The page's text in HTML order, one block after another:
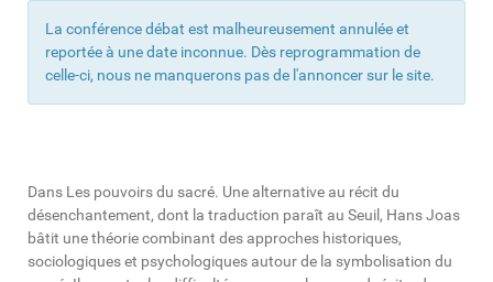
La conférence débat est malheureusement annulée et
reportée à une date inconnue. Dès reprogrammation de
celle-ci, nous ne manquerons pas de l'annoncer sur le site.
Dans Les pouvoirs du sacré. Une alternative au récit du
désenchantement, dont la traduction paraît au Seuil, Hans Joas
bâtit une théorie combinant des approches historiques,
sociologiques et psychologiques autour de la symbolisation du